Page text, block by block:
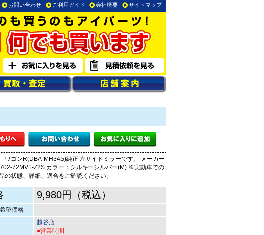
お問い合わせ ご利用ガイド 会社概要 サイトマップ
ワゴンR(DBA-MH34S)純正 左サイドミラーです。 メーカー
72MV1-Z2S カラー：シルキーシルバー(M) ※実動車での
の状態、詳細、適合をご確認ください。
9,980円（税込）
望価格 -
越谷店
●営業時間